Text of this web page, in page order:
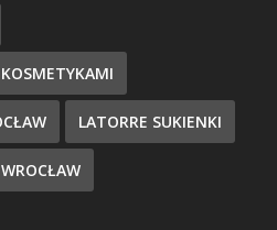
LATORRE SUKIENKI